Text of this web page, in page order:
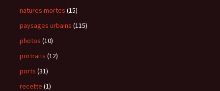
natures mortes (15)
paysages urbains (115)
photos (10)
portraits (12)
ports (31)
recette (1)